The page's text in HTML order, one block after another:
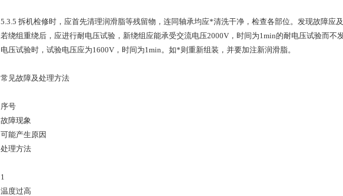
5.3.5 拆机检修时，应首先清理润滑脂等残留物，连同轴承均应*清洗干净，检查各部位。发现故障应
若绕组重绕后，应进行耐电压试验，新绕组应能承受交流电压2000V，时间为1min的耐电压试验而不
电压试验时，试验电压应为1600V，时间为1min。如*则重新组装，并要加注新润滑脂。
常见故障及处理方法
序号
故障现象
可能产生原因
处理方法
1
温度过高